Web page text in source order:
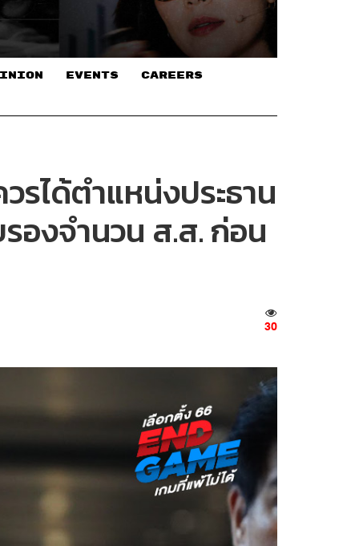
EVENTS CAREERS
รได้ตำแหน่งประธาน
องจำนวน ส.ส. ก่อน
30